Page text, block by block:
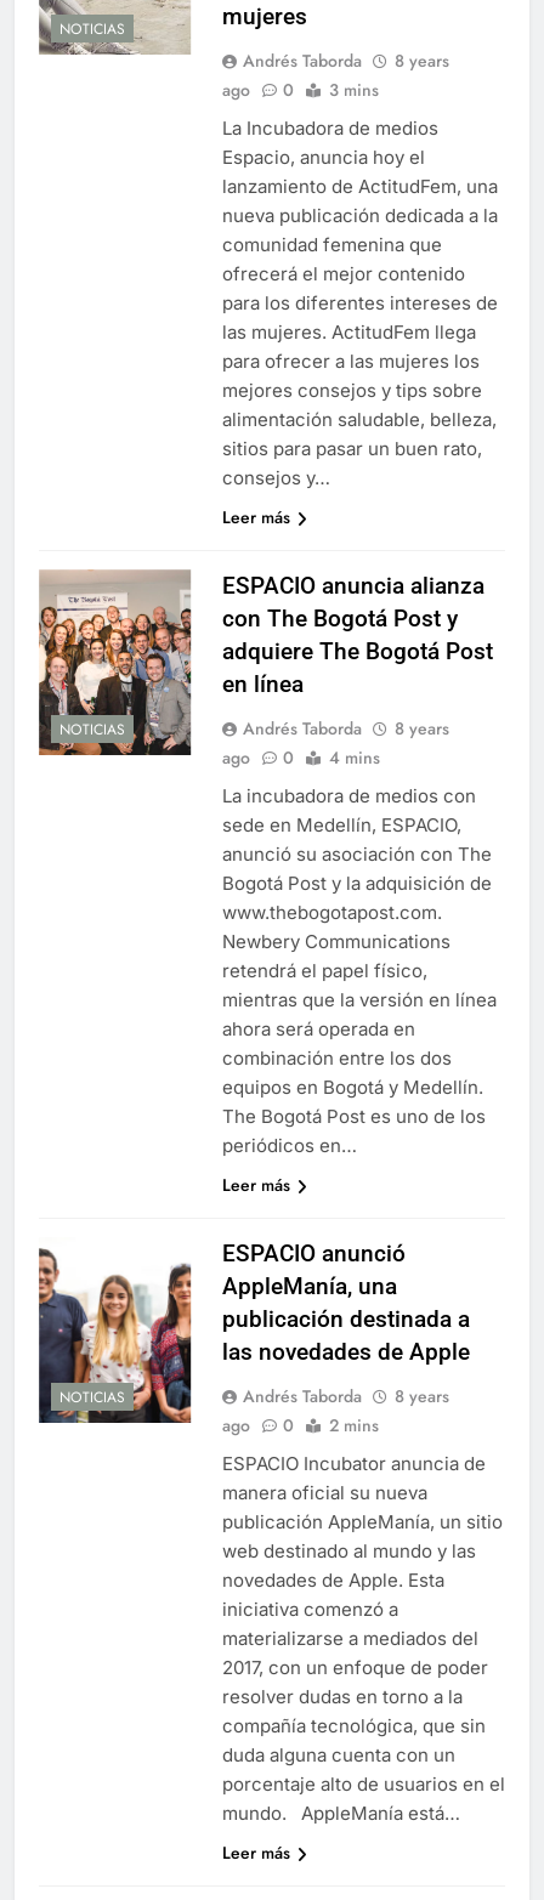
NOTICIAS
mujeres
Andrés Taborda
8 years
ago
0 3 mins
La Incubadora de medios
Espacio, anuncia hoy el
lanzamiento de ActitudFem, una
nueva publicación dedicada a la
comunidad femenina que
ofrecerá el mejor contenido
para los diferentes intereses de
las mujeres. ActitudFem llega
para ofrecer a las mujeres los
mejores consejos y tips sobre
alimentación saludable, belleza,
sitios para pasar un buen rato,
consejos y…
Leer más
NOTICIAS
ESPACIO anuncia alianza
con The Bogotá Post y
adquiere The Bogotá Post
en línea
Andrés Taborda
8 years
ago
0 4 mins
La incubadora de medios con
sede en Medellín, ESPACIO,
anunció su asociación con The
Bogotá Post y la adquisición de
www.thebogotapost.com.
Newbery Communications
retendrá el papel físico,
mientras que la versión en línea
ahora será operada en
combinación entre los dos
equipos en Bogotá y Medellín.
The Bogotá Post es uno de los
periódicos en…
Leer más
NOTICIAS
ESPACIO anunció
AppleManía, una
publicación destinada a
las novedades de Apple
Andrés Taborda
8 years
ago
0 2 mins
ESPACIO Incubator anuncia de
manera oficial su nueva
publicación AppleManía, un sitio
web destinado al mundo y las
novedades de Apple. Esta
iniciativa comenzó a
materializarse a mediados del
2017, con un enfoque de poder
resolver dudas en torno a la
compañía tecnológica, que sin
duda alguna cuenta con un
porcentaje alto de usuarios en el
mundo. AppleManía está…
Leer más